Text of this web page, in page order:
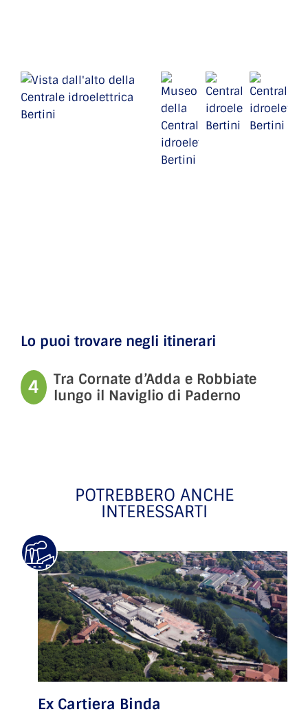
Lo puoi trovare negli itinerari
4
Tra Cornate d’Adda e Robbiate
lungo il Naviglio di Paderno
POTREBBERO ANCHE
INTERESSARTI
Ex Cartiera Binda